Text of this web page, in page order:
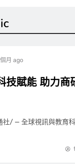
月 ago
技賦能 助力商
/ — 全球視訊與教育